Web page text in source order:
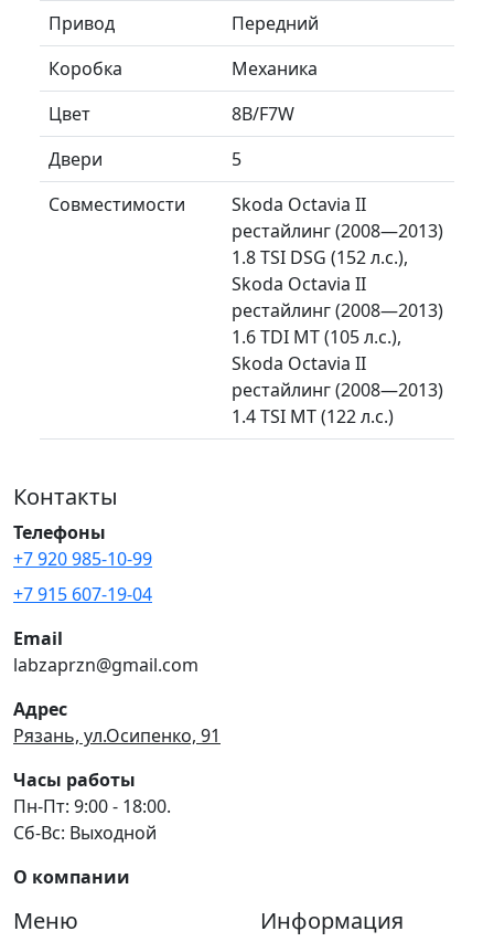
Привод
Передний
Коробка
Механика
Цвет
8B/F7W
Двери
5
Совместимости
Skoda Octavia II
рестайлинг (2008—2013)
1.8 TSI DSG (152 л.с.),
Skoda Octavia II
рестайлинг (2008—2013)
1.6 TDI MT (105 л.с.),
Skoda Octavia II
рестайлинг (2008—2013)
1.4 TSI MT (122 л.с.)
Контакты
Телефоны
+7 920 985-10-99
+7 915 607-19-04
Email
labzaprzn@gmail.com
Адрес
Рязань, ул.Осипенко, 91
Часы работы
Пн-Пт: 9:00 - 18:00.
Сб-Вс: Выходной
О компании
Меню Информация